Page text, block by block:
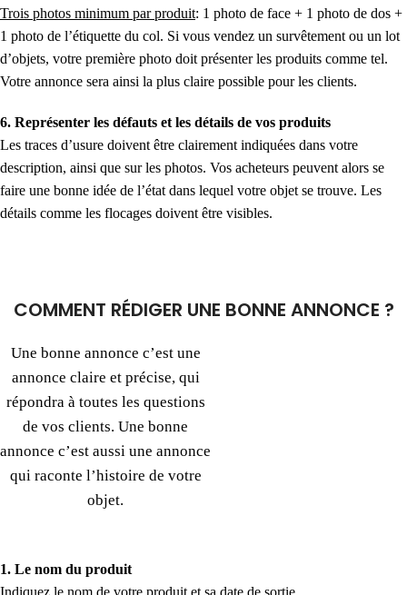
Trois photos minimum par produit: 1 photo de face + 1 photo de dos +
1 photo de l’étiquette du col. Si vous vendez un survêtement ou un lot
d’objets, votre première photo doit présenter les produits comme tel.
Votre annonce sera ainsi la plus claire possible pour les clients.
6. Représenter les défauts et les détails de vos produits
Les traces d’usure doivent être clairement indiquées dans votre
description, ainsi que sur les photos. Vos acheteurs peuvent alors se
faire une bonne idée de l’état dans lequel votre objet se trouve. Les
détails comme les flocages doivent être visibles.
COMMENT RÉDIGER UNE BONNE ANNONCE ?
Une bonne annonce c’est une
annonce claire et précise, qui
répondra à toutes les questions
de vos clients. Une bonne
annonce c’est aussi une annonce
qui raconte l’histoire de votre
objet.
1. Le nom du produit